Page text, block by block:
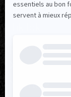
Instagram